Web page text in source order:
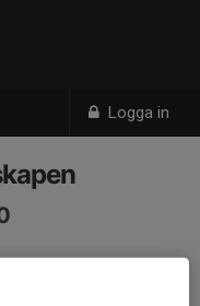
Logga in